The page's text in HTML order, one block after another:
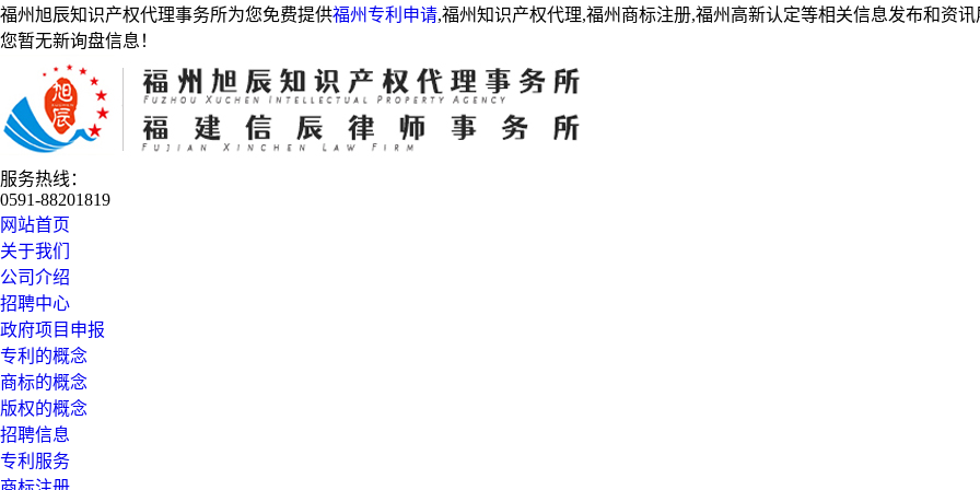
福州旭辰知识产权代理事务所为您免费提供福州专利申请,福州知识产权代理,福州商标注册,福州高新认定等相关信息发布和资讯
您暂无新询盘信息！
服务热线：
0591-88201819
网站首页
关于我们
公司介绍
招聘中心
政府项目申报
专利的概念
商标的概念
版权的概念
招聘信息
专利服务